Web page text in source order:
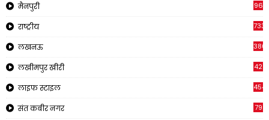
मैनपुरी 96
राष्ट्रीय 7332
लखनऊ
लखीमपुर खीरी 42
लाइफ स्टाइल 454
संत कबीर नगर 79